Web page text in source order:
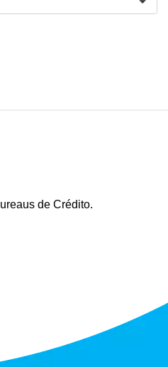
de Crédito.